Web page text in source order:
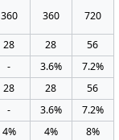
360 360 720
28 28
56
- 3.6% 7.2%
28 28
56
- 3.6%
7.2%
4% 4%
8%